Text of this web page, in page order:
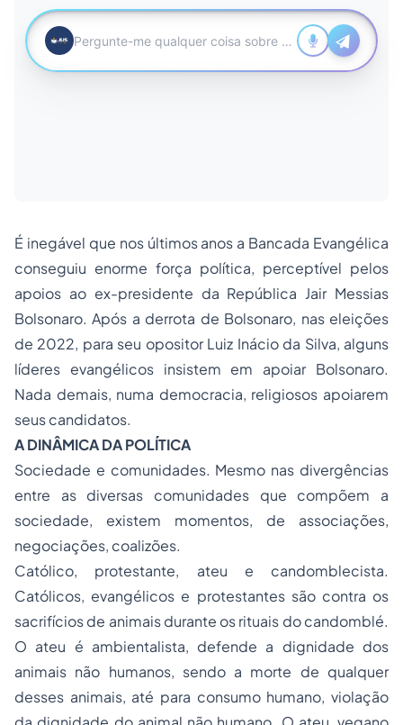
É inegável que nos últimos anos a Bancada Evangélica
conseguiu enorme força política, perceptível pelos
apoios ao ex-presidente da República Jair Messias
Bolsonaro. Após a derrota de Bolsonaro, nas eleições
de 2022, para seu opositor Luiz Inácio da Silva, alguns
líderes evangélicos insistem em apoiar Bolsonaro.
Nada demais, numa democracia, religiosos apoiarem
seus candidatos.
A DINÂMICA DA POLÍTICA
Sociedade e comunidades. Mesmo nas divergências
entre as diversas comunidades que compõem a
sociedade, existem momentos, de associações,
negociações, coalizões.
Católico, protestante, ateu e candomblecista.
Católicos, evangélicos e protestantes são contra os
sacrifícios de animais durante os rituais do candomblé.
O ateu é ambientalista, defende a dignidade dos
animais não humanos, sendo a morte de qualquer
desses animais, até para consumo humano, violação